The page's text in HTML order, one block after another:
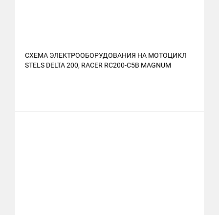
СХЕМА ЭЛЕКТРООБОРУДОВАНИЯ НА МОТОЦИКЛ
STELS DELTA 200, RACER RC200-C5B MAGNUM